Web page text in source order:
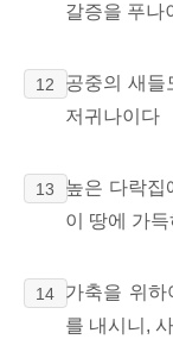
갈증을 푸나
12
공중의 새들
저귀나이다
13
높은 다락집
이 땅에 가
14
가축을 위
를 내시니,